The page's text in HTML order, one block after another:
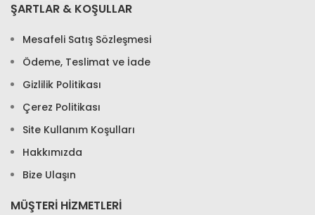
ŞARTLAR & KOŞULLAR
Mesafeli Satış Sözleşmesi
Ödeme, Teslimat ve İade
Gizlilik Politikası
Çerez Politikası
Site Kullanım Koşulları
Hakkımızda
Bize Ulaşın
MÜŞTERİ HİZMETLERİ